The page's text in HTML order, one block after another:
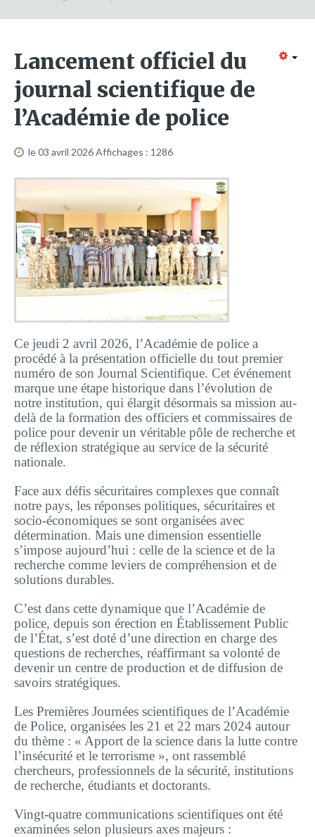
Formation continue
Avec la POLI.DH
Activités
bulletins électroniques d'information
Avec l'Institut Danois des Droits de l'Homme
Activités
Publications à télécharger
E-services
Plateforme pédagogique
Bibliothèque en ligne
Centre de téléchargement
Nous Ecrire
logo
Lancement officiel du
journal scientifique de
l’Académie de police
le 03 avril 2026Affichages : 1286
Ce jeudi 2 avril 2026, l’Académie de police a
procédé à la présentation officielle du tout premier
numéro de son Journal Scientifique. Cet événement
marque une étape historique dans l’évolution de
notre institution, qui élargit désormais sa mission au-
delà de la formation des officiers et commissaires de
police pour devenir un véritable pôle de recherche et
de réflexion stratégique au service de la sécurité
nationale.
Face aux défis sécuritaires complexes que connaît
notre pays, les réponses politiques, sécuritaires et
socio-économiques se sont organisées avec
détermination. Mais une dimension essentielle
s’impose aujourd’hui : celle de la science et de la
recherche comme leviers de compréhension et de
solutions durables.
C’est dans cette dynamique que l’Académie de
police, depuis son érection en Établissement Public
de l’État, s’est doté d’une direction en charge des
questions de recherches, réaffirmant sa volonté de
devenir un centre de production et de diffusion de
savoirs stratégiques.
Les Premières Journées scientifiques de l’Académie
de Police, organisées les 21 et 22 mars 2024 autour
du thème : « Apport de la science dans la lutte contre
l’insécurité et le terrorisme », ont rassemblé
chercheurs, professionnels de la sécurité, institutions
de recherche, étudiants et doctorants.
Vingt-quatre communications scientifiques ont été
examinées selon plusieurs axes majeurs :